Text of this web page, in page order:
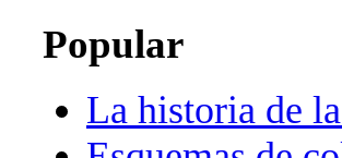
Popular
La historia de